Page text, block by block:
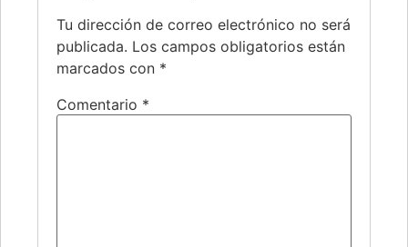
Tu dirección de correo electrónico no será
publicada. Los campos obligatorios están
marcados con *
Comentario *